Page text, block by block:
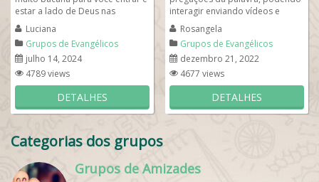
estar a lado de Deus nas
orações on-line pelo WhatsApp.
...
Luciana
Grupos de Evangélicos
julho 14, 2024
4789 views
DETALHES
interagir enviando vídeos e
mensagens no contexto do
grupo. Ao...
Rosangela
Grupos de Evangélicos
dezembro 21, 2022
4677 views
DETALHES
Categorias dos grupos
Grupos de Amizades